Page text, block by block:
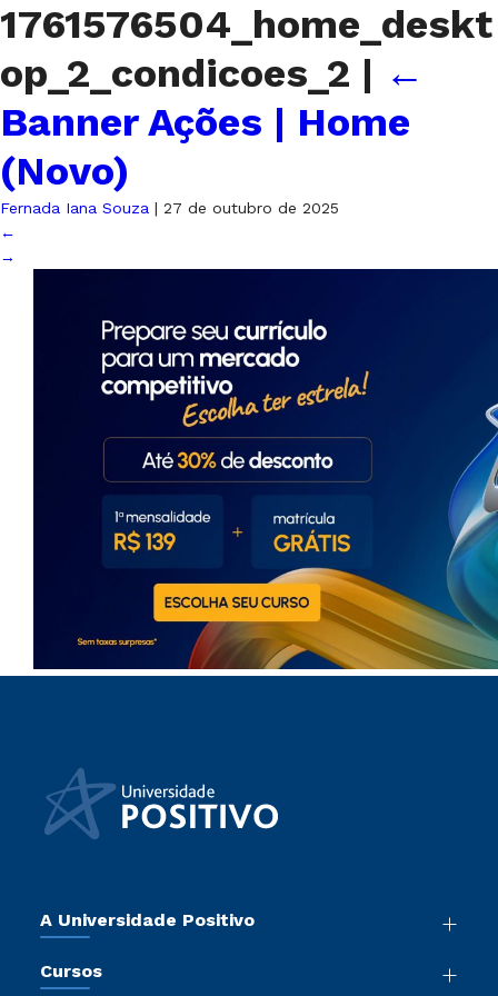
1761576504_home_deskt
op_2_condicoes_2 | ←
Banner Ações | Home
(Novo)
Fernada Iana Souza | 27 de outubro de 2025
←
→
A Universidade Positivo
Sala de Imprensa
Cursos